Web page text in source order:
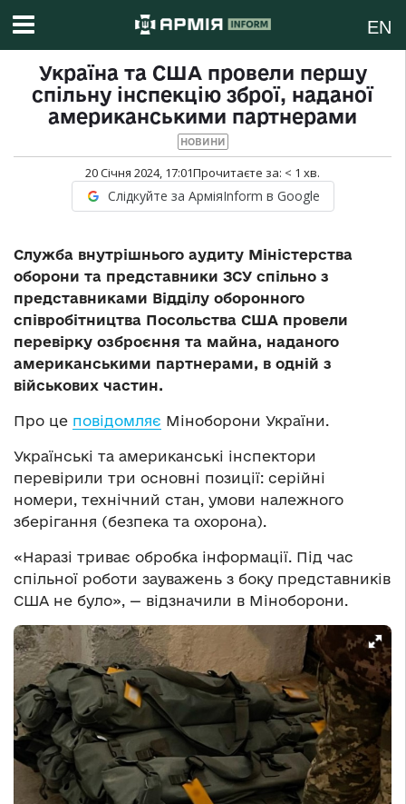
EN
Україна та США провели першу
спільну інспекцію зброї, наданої
американськими партнерами
НОВИНИ
20 Січня 2024, 17:01Прочитаєте за: < 1 хв.
Слідкуйте за АрміяInform в Google
Служба внутрішнього аудиту Міністерства
оборони та представники ЗСУ спільно з
представниками Відділу оборонного
співробітництва Посольства США провели
перевірку озброєння та майна, наданого
американськими партнерами, в одній з
військових частин.
Про це повідомляє Міноборони України.
Українські та американські інспектори
перевірили три основні позиції: серійні
номери, технічний стан, умови належного
зберігання (безпека та охорона).
«Наразі триває обробка інформації. Під час
спільної роботи зауважень з боку представників
США не було», — відзначили в Міноборони.